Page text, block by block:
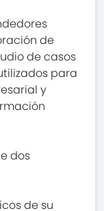
de
de casos
para
y
dos
de su